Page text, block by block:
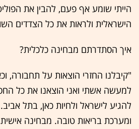
הייתי שומע אף פעם, להבין את
הישראלית ולראות את כל הצדדים
איך הסתדרתם מבחינה כלכלית?
"קיבלנו החזרי הוצאות על תחבורה,
למעשה אשתי ואני הוצאנו את כל
להגיע לישראל ולחיות כאן, בתל
ומערכת בריאות טובה. מבחינה